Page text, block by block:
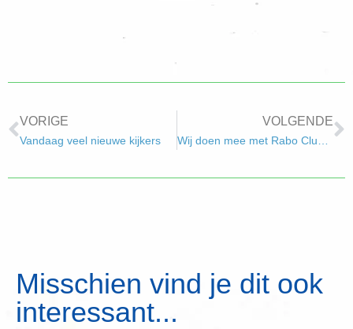
VORIGE
Vandaag veel nieuwe kijkers
VOLGENDE
Misschien vind je dit ook
interessant...